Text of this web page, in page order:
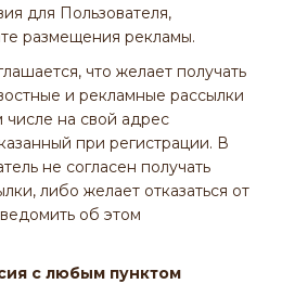
для Пользователя,
размещения рекламы.
что желает получать
и рекламные рассылки
на свой адрес
при регистрации. В
не согласен получать
либо желает отказаться от
об этом
с любым пунктом